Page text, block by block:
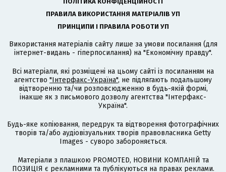
ПРАВИЛА ВИКОРИСТАННЯ МАТЕРІАЛІВ УП
ПРИНЦИПИ І ПРАВИЛА РОБОТИ УП
Використання матеріалів сайту лише за умови посилання (для
інтернет-видань - гіперпосилання) на "Економічну правду".
Всі матеріали, які розміщені на цьому сайті із посиланням на
агентство "Інтерфакс-Україна", не підлягають подальшому
відтворенню та/чи розповсюдженню в будь-якій формі,
інакше як з письмового дозволу агентства "Інтерфакс-
Україна".
Будь-яке копіювання, передрук та відтворення фотографічних
творів та/або аудіовізуальних творів правовласника Getty
Images - суворо забороняється.
Матеріали з плашкою PROMOTED, НОВИНИ КОМПАНІЙ та
ПОЗИЦІЯ є рекламними та публікуються на правах реклами.